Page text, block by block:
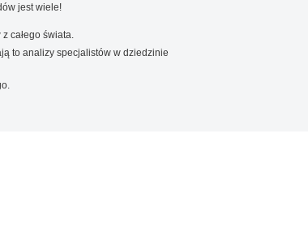
jest wiele!
całego świata.
to analizy specjalistów w dziedzinie